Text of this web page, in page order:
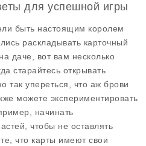
для успешной игры
быть настоящим королем
раскладывать карточный
даче, вот вам несколько
старайтесь открывать
так упереться, что аж брови
можете экспериментировать
начинать
чтобы не оставлять
что карты имеют свои